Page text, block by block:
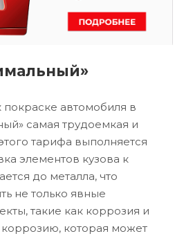
покраске автомобиля в
самая трудоемкая и
тарифа выполняется
элементов кузова к
до металла, что
не только явные
такие как коррозия и
которая может